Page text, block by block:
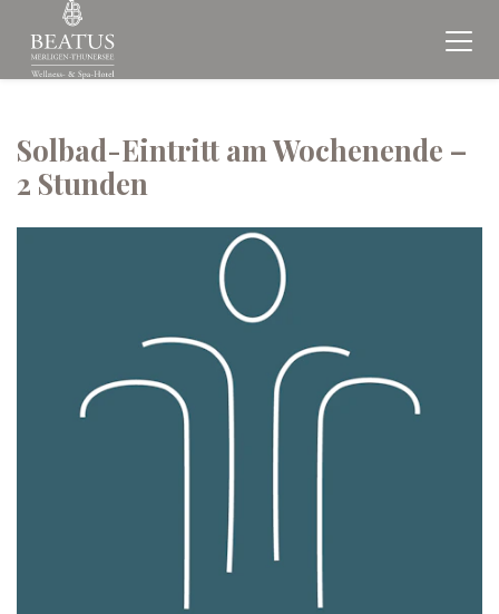
Solbad-Eintritt am Wochenende –
2 Stunden